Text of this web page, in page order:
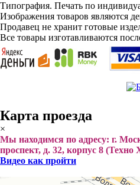
Типография. Печать по
Изображения товаров являются
Продавец не хранит готовые
Все товары изготавливаются
Карта проезда
×
Мы находимся по адресу: г.
проспект, д. 32, корпус 8
Видео как пройти